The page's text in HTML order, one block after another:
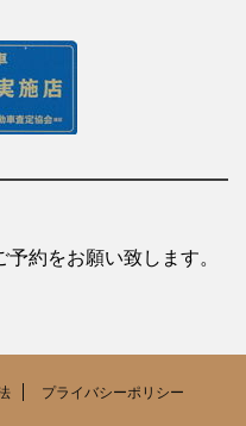
約をお願い致します。
プライバシーポリシー